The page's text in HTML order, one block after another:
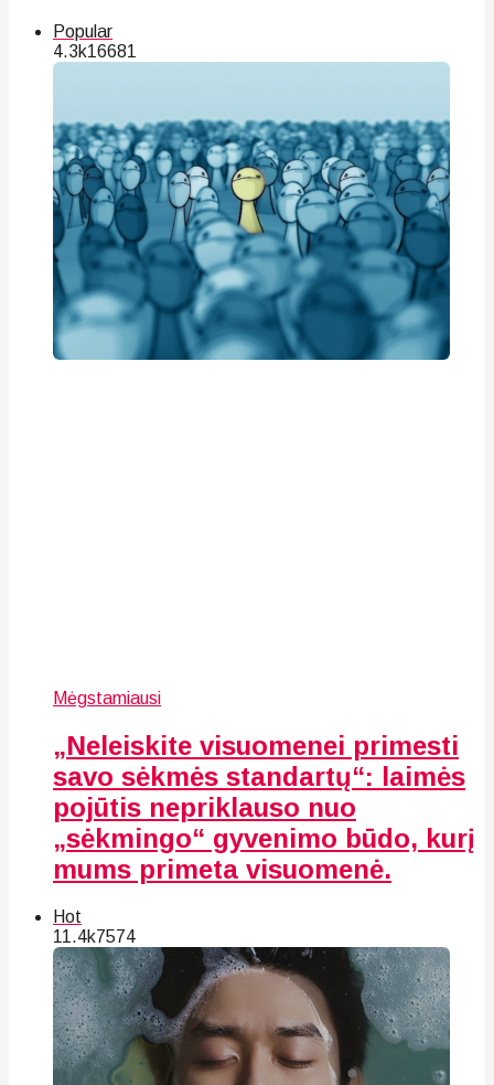
Popular
4.3k16681
Mėgstamiausi
„Neleiskite visuomenei primesti
savo sėkmės standartų“: laimės
pojūtis nepriklauso nuo
„sėkmingo“ gyvenimo būdo, kurį
mums primeta visuomenė.
Hot
11.4k7574